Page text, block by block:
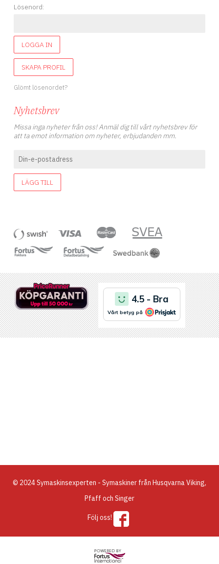
Lösenord:
LOGGA IN
SKAPA PROFIL
Glömt lösenordet?
Nyhetsbrev
Missa inga nyheter från oss! Anmäl dig till vårt nyhetsbrev för
att ta emot information om nyheter, erbjudanden mm.
LÄGG TILL
© 2024 Symaskinsexperten - Symaskiner från Husqvarna Viking,
Pfaff och Singer
Följ oss!